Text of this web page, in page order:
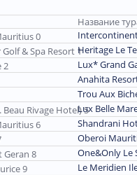
Название
Heritage Le
Lux* Grand
Anahita
Trou Aux
Lux Belle
Shandrani
Oberoi
One&Only Le
Le Meridien